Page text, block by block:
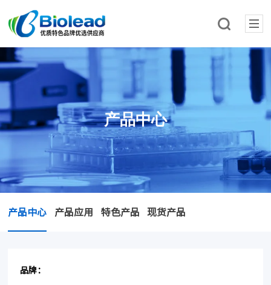
产品中心
产品中心 产品应用 特色产品 现货产品
品牌：